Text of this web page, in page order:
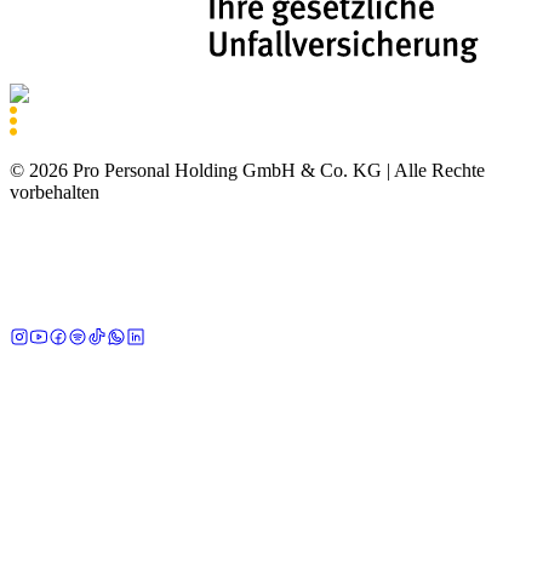
© 2026 Pro Personal Holding GmbH & Co. KG | Alle Rechte
vorbehalten